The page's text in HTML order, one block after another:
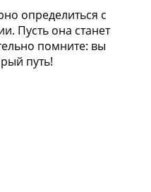
определиться с
Пусть она станет
помните: вы
путь!